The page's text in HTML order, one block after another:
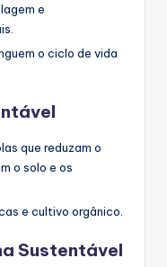
e
o ciclo de vida
que reduzam o
o solo e os
e cultivo orgânico.
Sustentável